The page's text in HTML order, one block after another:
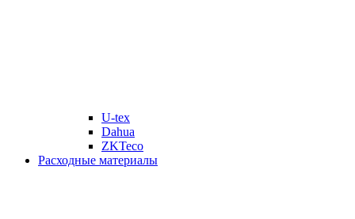
U-tex
Dahua
ZKTeco
Расходные материалы